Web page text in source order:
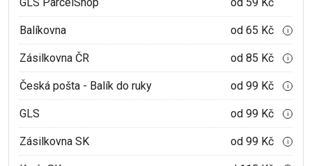
Balíkovna od 65 Kč i
Zásilkovna ČR od 85 Kč i
Česká pošta - Balík do ruky od 99 Kč i
GLS od 99 Kč i
Zásilkovna SK od 99 Kč i